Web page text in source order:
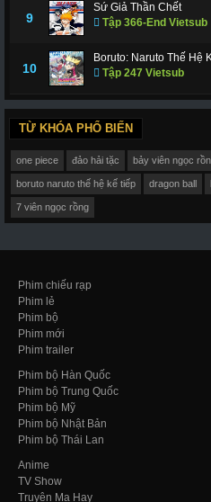
9
Sứ Giả Thần Chết
Tập 366-End Vietsub
10
Boruto: Naruto Thế Hệ
Tập 247 Vietsub
TỪ KHÓA PHỔ BIẾN
one piece đảo hải tặc bảy viên ngọc
boruto naruto thế hệ kế tiếp dragon ball
7 viên ngọc rồng
Phim chiếu rạp
Phim lẻ
Phim bộ
Phim mới
Phim trailer
Phim bộ Hàn Quốc
Phim bộ Trung Quốc
Phim bộ Mỹ
Phim bộ Nhật Bản
Phim bộ Thái Lan
Anime
TV Show
Truyện Ma Hay